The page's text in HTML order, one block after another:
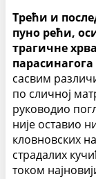
Трећи и
пуно рећи,
трагичне
сасвим
по сличној
руководио
није оставио
кловновских
страдалих
током